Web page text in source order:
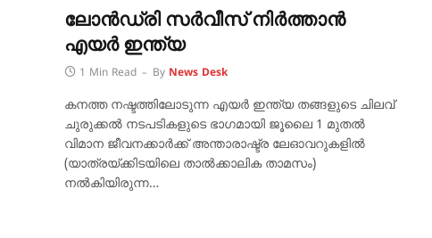
ലോൻഡ്രി സർവീസ് നിർത്താൻ
എയർ ഇന്ത്യ
1 Min Read By News Desk
കനത്ത നഷ്ടത്തിലോടുന്ന എയർ ഇന്ത്യ തങ്ങളുടെ ചിലവ്
ചുരുക്കൽ നടപടികളുടെ ഭാഗമായി ജൂലൈ 1 മുതൽ
വിമാന ജീവനക്കാർക്ക് അന്താരാഷ്ട്ര ലേഓവറുകളിൽ
(യാത്രയ്ക്കിടയിലെ താൽക്കാലിക താമസം)
നൽകിയിരുന്ന…